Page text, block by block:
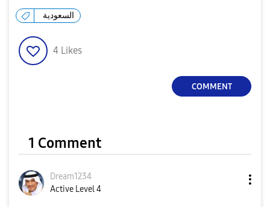
السعودية
4 Likes
COMMENT
1 Comment
Dream1234
Active Level 4